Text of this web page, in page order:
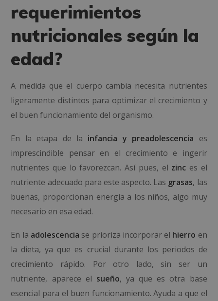
requerimientos
nutricionales según la
edad?
A medida que el cuerpo cambia necesita nutrientes
ligeramente distintos para optimizar el crecimiento y
el buen funcionamiento del organismo.
En la etapa de la infancia y preadolescencia es
imprescindible pensar en el crecimiento e ingerir
nutrientes que lo favorezcan. Así pues, el zinc es el
nutriente adecuado para este aspecto. Las grasas, las
buenas, proporcionan energía a los niños, algo muy
necesario en esa edad.
En la adolescencia se prioriza incorporar el hierro en
la dieta, ya que es crucial durante los periodos de
crecimiento rápido. Por otro lado, sin ser un
nutriente, aparece el sueño, ya que es otra base
esencial para el buen funcionamiento. Ayuda a que el